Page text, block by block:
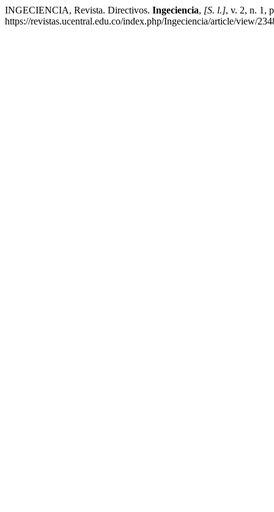
INGECIENCIA, Revista. Directivos. Ingeciencia, [S. l.], v. 2, n. 1,
https://revistas.ucentral.edu.co/index.php/Ingeciencia/article/view/